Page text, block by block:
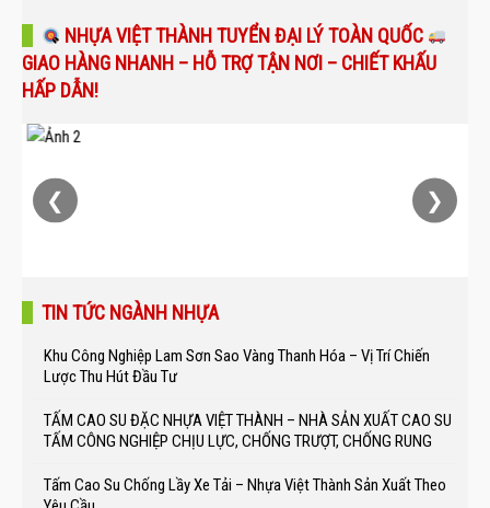
NHỰA VIỆT THÀNH TUYỂN ĐẠI LÝ TOÀN QUỐC
GIAO HÀNG NHANH – HỖ TRỢ TẬN NƠI – CHIẾT KHẤU
HẤP DẪN!
❮ ❯
TIN TỨC NGÀNH NHỰA
Khu Công Nghiệp Lam Sơn Sao Vàng Thanh Hóa – Vị Trí Chiến
Lược Thu Hút Đầu Tư
TẤM CAO SU ĐẶC NHỰA VIỆT THÀNH – NHÀ SẢN XUẤT CAO SU
TẤM CÔNG NGHIỆP CHỊU LỰC, CHỐNG TRƯỢT, CHỐNG RUNG
Tấm Cao Su Chống Lầy Xe Tải – Nhựa Việt Thành Sản Xuất Theo